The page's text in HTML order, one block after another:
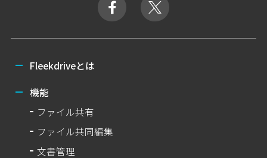
Fleekdriveとは
機能
ファイル共有
ファイル共同編集
文書管理